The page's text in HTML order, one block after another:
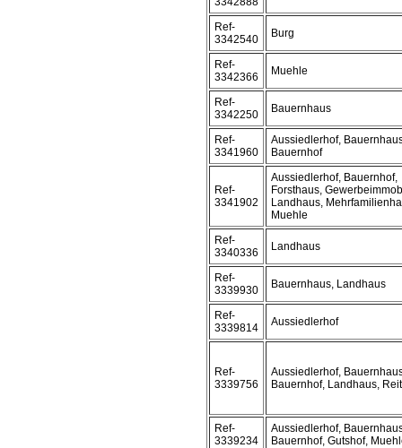
Ref-
3342540
Burg
Ref-
3342366
Muehle
Ref-
3342250
Bauernhaus
Ref-
3341960
Aussiedlerhof,
Bauernhof
Ref-
3341902
Aussiedlerhof, Bauernhof,
Forsthaus,
Landhaus,
Muehle
Ref-
3340336
Landhaus
Ref-
3339930
Bauernhaus, Landhaus
Ref-
3339814
Aussiedlerhof
Ref-
3339756
Aussiedlerhof,
Bauernhof, Landhaus,
Ref-
3339234
Aussiedlerhof,
Bauernhof, Gutshof,